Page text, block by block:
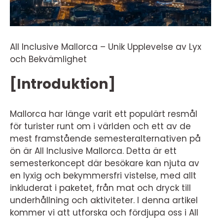
All Inclusive Mallorca – Unik Upplevelse av Lyx
och Bekvämlighet
[Introduktion]
Mallorca har länge varit ett populärt resmål
för turister runt om i världen och ett av de
mest framstående semesteralternativen på
ön är All Inclusive Mallorca. Detta är ett
semesterkoncept där besökare kan njuta av
en lyxig och bekymmersfri vistelse, med allt
inkluderat i paketet, från mat och dryck till
underhållning och aktiviteter. I denna artikel
kommer vi att utforska och fördjupa oss i All